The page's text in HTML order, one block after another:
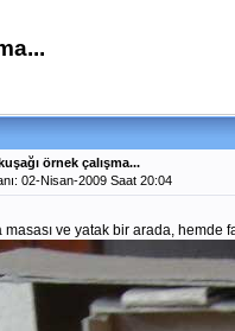
örnek çalışma...
02-Nisan-2009 Saat 20:04
masası ve yatak bir arada, hemde